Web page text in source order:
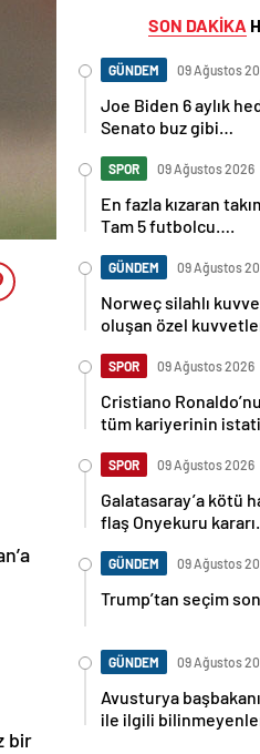
bir
SON DAKİKA
GÜNDEM 09 Ağustos
Joe Biden 6 aylık
Senato buz gibi…
SPOR 09 Ağustos 2026
En fazla kızaran
Tam 5 futbolcu….
GÜNDEM 09 Ağustos
Norweç silahlı
oluşan özel
SPOR 09 Ağustos 2026
Cristiano
tüm kariyerinin
SPOR 09 Ağustos 2026
Galatasaray’a kötü
flaş Onyekuru kararı.
GÜNDEM 09 Ağustos
Trump’tan seçim
GÜNDEM 09 Ağustos
Avusturya
ile ilgili